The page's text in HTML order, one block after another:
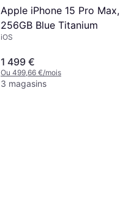
Apple iPhone 15 Pro Max,
256GB Blue Titanium
iOS
1 499 €
Ou 499,66 €/mois
3 magasins